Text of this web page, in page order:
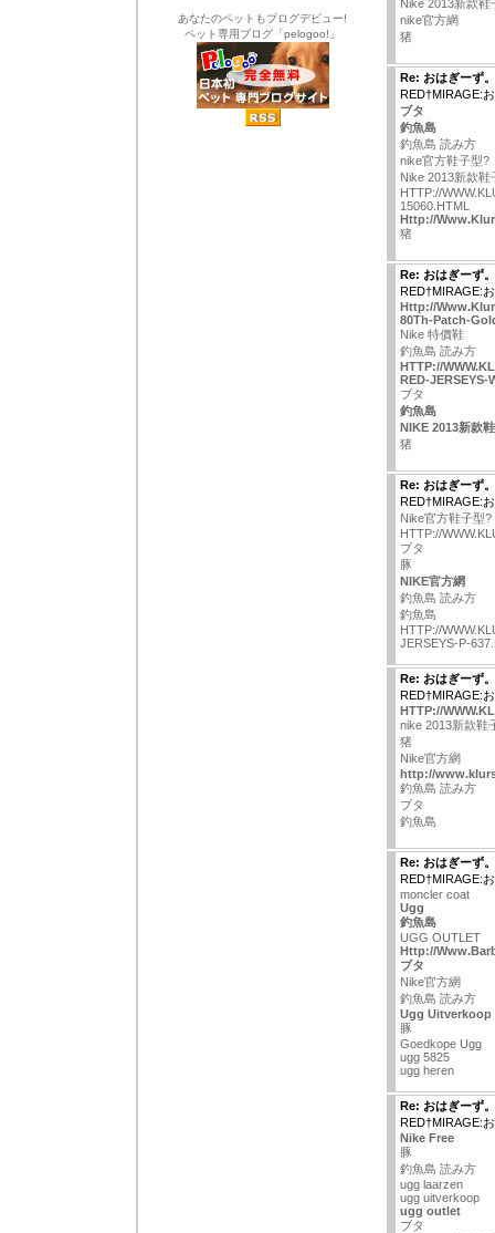
あなたのペットもブログデビュー!
ペット専用ブログ「pelogoo!」
Nike 2013新款鞋
nike官方網
猪
Re: おはぎーず。
RED†MIRAGE:
ブタ
釣魚島
釣魚島 読み方
nike官方鞋子型?
Nike 2013新款鞋
HTTP://
15060.HTML
Http://
猪
Re: おはぎーず。
RED†MIRAGE:
Http://
80Th-Patch-
Nike 特價鞋
釣魚島 読み方
HTTP://
RED-JERSEYS-
ブタ
釣魚島
NIKE 2013新款
猪
Re: おはぎーず。
RED†MIRAGE:
Nike官方鞋子型?
HTTP://
ブタ
豚
NIKE官方網
釣魚島 読み方
釣魚島
HTTP://
JERSEYS-P-
Re: おはぎーず。
RED†MIRAGE:
HTTP://
nike 2013新款鞋
猪
Nike官方網
http://
釣魚島 読み方
ブタ
釣魚島
Re: おはぎーず。
RED†MIRAGE:
moncler coat
Ugg
釣魚島
UGG OUTLET
Http://
ブタ
Nike官方網
釣魚島 読み方
Ugg Uitverkoop
豚
Goedkope Ugg
ugg 5825
ugg heren
Re: おはぎーず。
RED†MIRAGE:
Nike Free
豚
釣魚島 読み方
ugg laarzen
ugg uitverkoop
ugg outlet
ブタ